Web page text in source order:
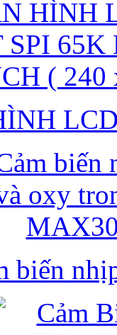
biến